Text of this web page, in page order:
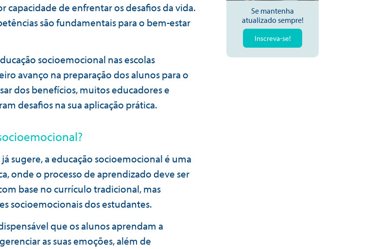
capacidade de enfrentar os desafios da vida.
são fundamentais para o bem-estar
socioemocional nas escolas
avanço na preparação dos alunos para o
dos benefícios, muitos educadores e
desafios na sua aplicação prática.
sugere, a educação socioemocional é uma
onde o processo de aprendizado deve ser
base no currículo tradicional, mas
socioemocionais dos estudantes.
que os alunos aprendam a
as suas emoções, além de
Se mantenha
atualizado sempre!
Inscreva-se!